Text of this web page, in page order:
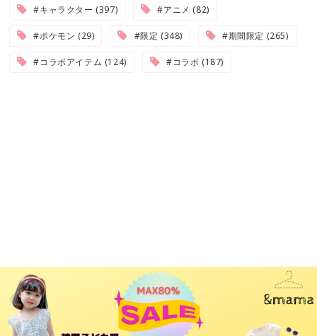
#キャラクター (397) #アニメ (82)
#ポケモン (29) #限定 (348) #期間限定 (265)
#コラボアイテム (124) #コラボ (187)